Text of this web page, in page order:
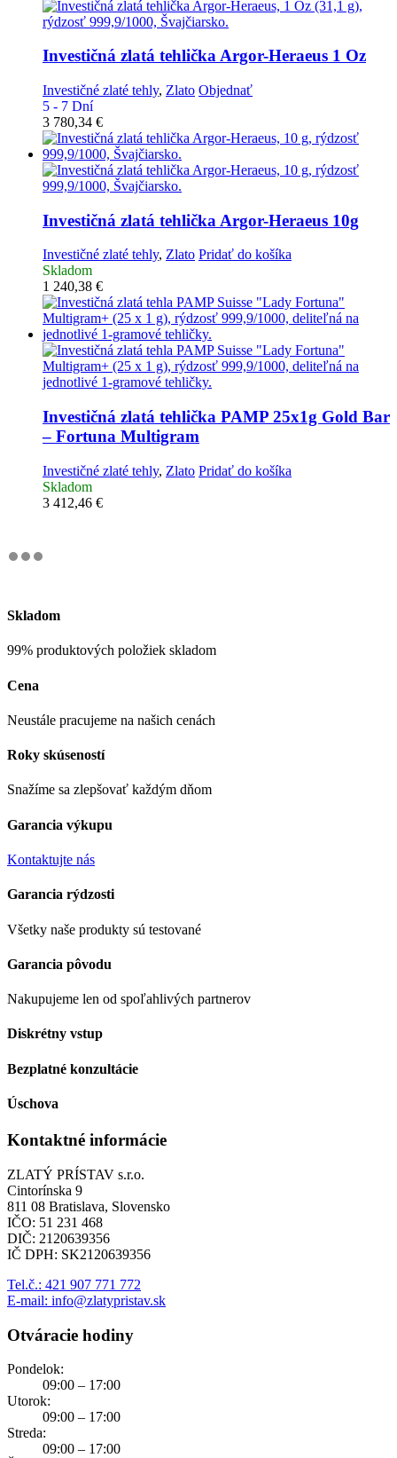
Investičná zlatá tehličkaArgor-Heraeus 1 Oz
Investičné zlaté tehly, Zlato Objednať
5 - 7 Dní
3 780,34 €
Investičná zlatá tehlička Argor-Heraeus 10g
Investičné zlaté tehly, Zlato Pridať do košíka
Skladom
1 240,38 €
Investičná zlatá tehlička PAMP 25x1g Gold Bar
– Fortuna Multigram
Investičné zlaté tehly, Zlato Pridať do košíka
Skladom
3 412,46 €
Skladom
99% produktových položiek skladom
Cena
Neustále pracujeme na našich cenách
Roky skúseností
Snažíme sa zlepšovať každým dňom
Garancia výkupu
Kontaktujte nás
Garancia rýdzosti
Všetky naše produkty sú testované
Garancia pôvodu
Nakupujeme len od spoľahlivých partnerov
Diskrétny vstup
Bezplatné konzultácie
Úschova
Kontaktné informácie
ZLATÝ PRÍSTAV s.r.o.
Cintorínska 9
811 08 Bratislava, Slovensko
IČO: 51 231 468
DIČ: 2120639356
IČ DPH: SK2120639356
Tel.č.: 421 907 771 772
E-mail: info@zlatypristav.sk
Otváracie hodiny
Pondelok:
09:00 – 17:00
Utorok:
09:00 – 17:00
Streda:
09:00 – 17:00